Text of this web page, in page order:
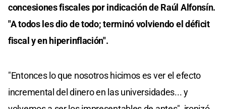
concesiones fiscales por indicación de Raúl Alfonsín.
"A todos les dio de todo; terminó volviendo el déficit
fiscal y en hiperinflación".
"Entonces lo que nosotros hicimos es ver el efecto
incremental del dinero en las universidades... y